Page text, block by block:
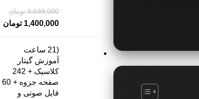
3,699,000 تومان
1,400,000 تومان
(21 ساعت
آموزش گیتار
کلاسیک + 242
صفحه جزوه + 60
فایل صوتی و